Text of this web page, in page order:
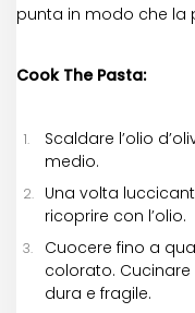
punta in modo che la
Cook The Pasta:
Scaldare l’olio
medio.
Una volta
ricoprire con l’olio.
Cuocere fino a
colorato.
dura e fragile.